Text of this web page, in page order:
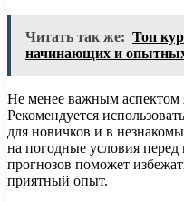
Читать так же: Топ
начинающих и
Не менее важным аспектом
Рекомендуется
для новичков и в
на погодные условия
прогнозов поможет
приятный опыт.